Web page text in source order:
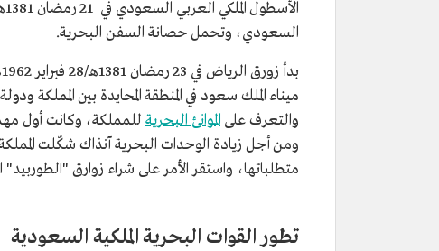
السعودي، وتحمل حصانة السفن البحرية.
ميناء الملك سعود في المنطقة المحايدة بين المملكة
والتعرف على الموانئ البحرية للمملكة، وكانت أول
ومن أجل زيادة الوحدات البحرية آنذاك شكّلت
متطلباتها، واستقر الأمر على شراء زوارق "الطوربيد"
تطور القوات البحرية الملكية السعودية